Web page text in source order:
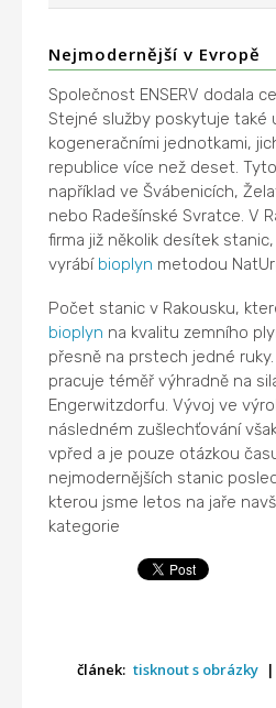
Nejmodernější v Evropě
Společnost ENSERV dodala
Stejné služby poskytuje také
kogeneračními jednotkami,
republice více než deset.
například ve Švábenicích,
nebo Radešínské Svratce. V
firma již několik desítek
vyrábí bioplyn metodou
Počet stanic v Rakousku,
bioplyn na kvalitu zemního
přesně na prstech jedné
pracuje téměř výhradně na
Engerwitzdorfu. Vývoj ve
následném zušlechťování
vpřed a je pouze otázkou
nejmodernějších stanic
kterou jsme letos na jaře
kategorie
článek: tisknout s obrázky |